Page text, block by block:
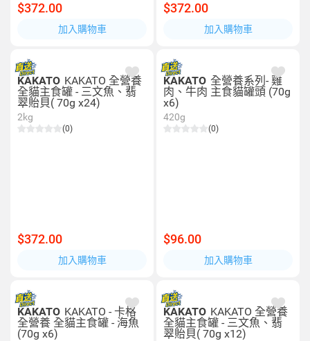
$372.00
加入購物車
$372.00
加入購物車
KAKATO KAKATO 全營養
全貓主食罐 - 三文魚、翡
翠貽貝( 70g x24)
2kg
(0)
$372.00
加入購物車
KAKATO 全營養系列- 雞
肉、牛肉 主食貓罐頭 (70g
x6)
420g
(0)
$96.00
加入購物車
KAKATO KAKATO - 卡格
全營養 全貓主食罐 - 海魚
(70g x6)
KAKATO KAKATO 全營養
全貓主食罐 - 三文魚、翡
翠貽貝( 70g x12)